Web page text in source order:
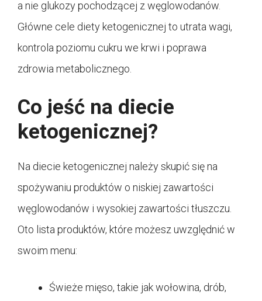
a nie glukozy pochodzącej z węglowodanów.
Główne cele diety ketogenicznej to utrata wagi,
kontrola poziomu cukru we krwi i poprawa
zdrowia metabolicznego.
Co jeść na diecie
ketogenicznej?
Na diecie ketogenicznej należy skupić się na
spożywaniu produktów o niskiej zawartości
węglowodanów i wysokiej zawartości tłuszczu.
Oto lista produktów, które możesz uwzględnić w
swoim menu:
Świeże mięso, takie jak wołowina, drób,